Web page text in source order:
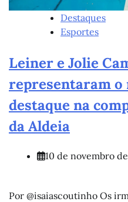
Destaques
Esportes
Leiner e Jolie
representaram
destaque na
da Aldeia
10 de novembro
Por @isaiascoutinho Os